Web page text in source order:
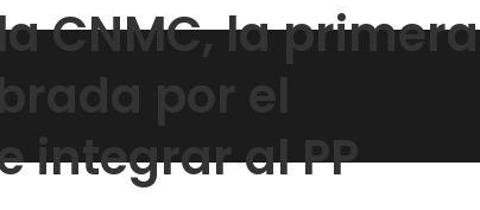
CNMC, la primera
por el
integrar al PP